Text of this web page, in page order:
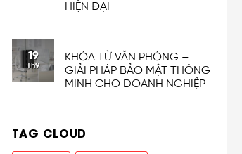
HIỆN ĐẠI
19
Th9
KHÓA TỪ VĂN PHÒNG –
GIẢI PHÁP BẢO MẬT THÔNG
MINH CHO DOANH NGHIỆP
TAG CLOUD